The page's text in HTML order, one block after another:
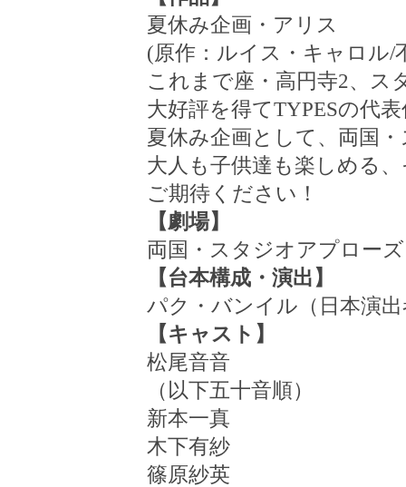
夏休み企画・アリス
(原作：ルイス・キャロル/
これまで座・高円寺2、ス
大好評を得てTYPESの代
夏休み企画として、両国
大人も子供達も楽しめる
ご期待ください！
【劇場】
両国・スタジオアプローズ
【台本構成・演出】
パク・バンイル（日本演
【キャスト】
松尾音音
（以下五十音順）
新本一真
木下有紗
篠原紗英